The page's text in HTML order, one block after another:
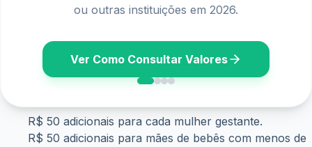
ou outras instituições em 2026.
Ver Como Consultar Valores
R$ 50 adicionais para cada mulher gestante.
R$ 50 adicionais para mães de bebês com menos de